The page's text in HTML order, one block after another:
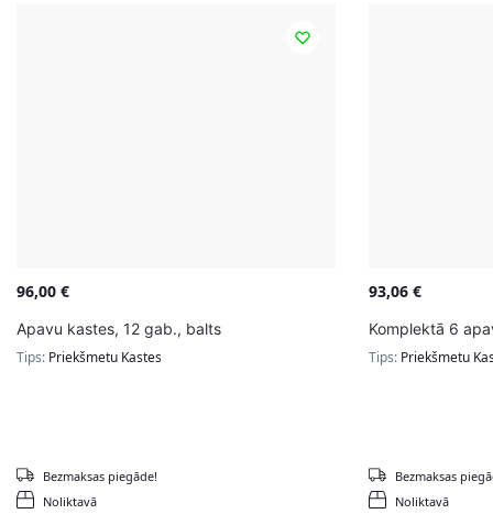
96,00 €
Apavu kastes, 12 gab., balts
Tips: Priekšmetu Kastes
Noliktavā
Bezmaksas piegāde!
93,06 €
Komplektā 6
Tips: Priekšmetu
Noliktavā
Bezmaksas